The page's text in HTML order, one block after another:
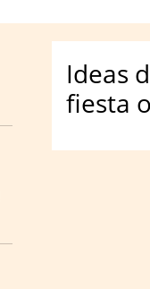
Ideas
fiesta